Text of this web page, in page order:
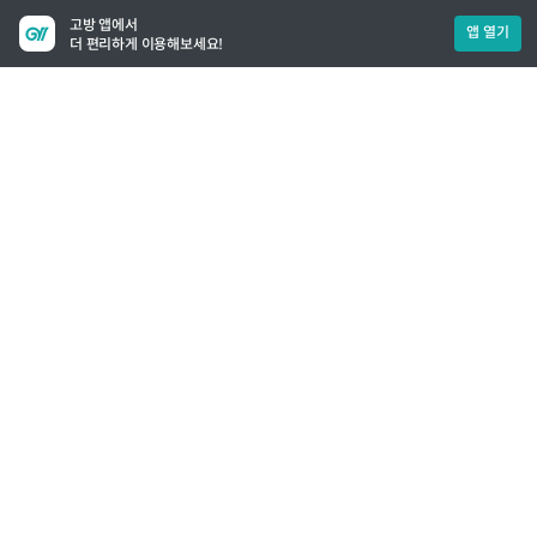
고방 앱에서
더 편리하게 이용해보세요!
앱 열기